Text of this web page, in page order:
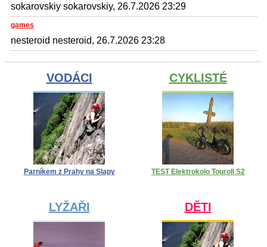
sokarovskiy sokarovskiy, 26.7.2026 23:29
games
nesteroid nesteroid, 26.7.2026 23:28
VODÁCI
Parníkem z Prahy na Slapy
CYKLISTÉ
TEST Elektrokolo Touroll S2
LYŽAŘI DĚTI